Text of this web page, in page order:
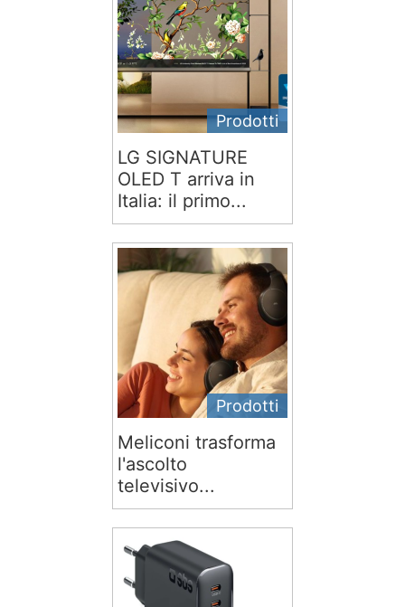
Prodotti
LG SIGNATURE
OLED T arriva in
Italia: il primo...
Prodotti
Meliconi trasforma
l'ascolto
televisivo...